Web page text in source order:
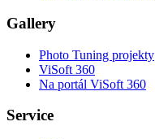
Gallery
Photo Tuning projekty
ViSoft 360
Na portál ViSoft 360
Service